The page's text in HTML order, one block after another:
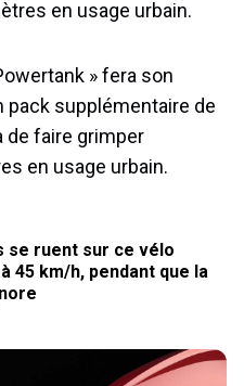
en usage urbain.
» fera son
pack supplémentaire de
de faire grimper
en usage urbain.
se ruent sur ce vélo
45 km/h, pendant que la